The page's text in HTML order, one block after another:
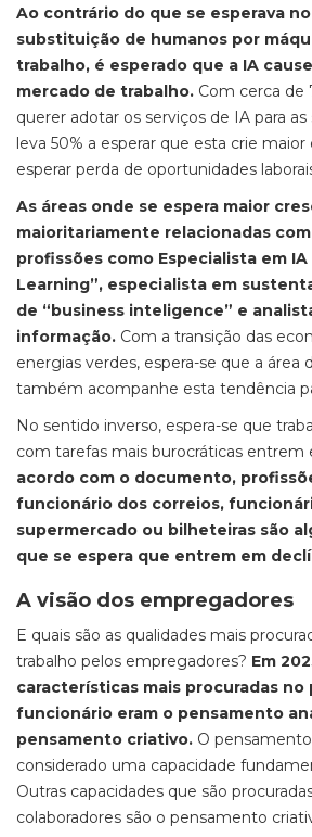
Ao contrário do que se esperava
substituição de humanos por
trabalho, é esperado que a IA
mercado de trabalho. Com cerca de
querer adotar os serviços de IA para
leva 50% a esperar que esta crie maior
esperar perda de oportunidades
As áreas onde se espera maior
maioritariamente relacionadas
profissões como Especialista em IA
Learning”, especialista em
de “business inteligence” e
informação. Com a transição das
energias verdes, espera-se que a área
também acompanhe esta tendência
No sentido inverso, espera-se que
com tarefas mais burocráticas entrem
acordo com o documento,
funcionário dos correios,
supermercado ou bilheteiras são
que se espera que entrem em
A visão dos empregadores
E quais são as qualidades mais
trabalho pelos empregadores? Em
características mais procuradas
funcionário eram o pensamento
pensamento criativo. O
considerado uma capacidade
Outras capacidades que são
colaboradores são o pensamento